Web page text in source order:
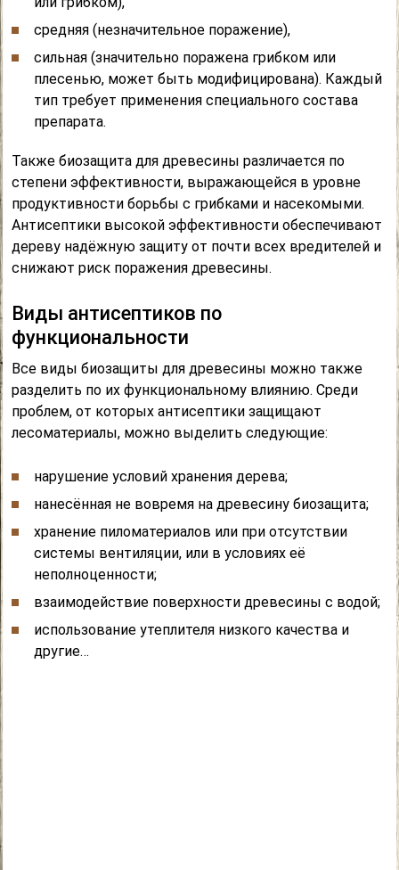
средняя (незначительное поражение),
сильная (значительно поражена грибком или
плесенью, может быть модифицирована). Каждый
тип требует применения специального состава
препарата.
Также биозащита для древесины различается по
степени эффективности, выражающейся в уровне
продуктивности борьбы с грибками и насекомыми.
Антисептики высокой эффективности обеспечивают
дереву надёжную защиту от почти всех вредителей и
снижают риск поражения древесины.
Виды антисептиков по
функциональности
Все виды биозащиты для древесины можно также
разделить по их функциональному влиянию. Среди
проблем, от которых антисептики защищают
лесоматериалы, можно выделить следующие:
нарушение условий хранения дерева;
нанесённая не вовремя на древесину биозащита;
хранение пиломатериалов или при отсутствии
системы вентиляции, или в условиях её
неполноценности;
взаимодействие поверхности древесины с водой;
использование утеплителя низкого качества и
другие…